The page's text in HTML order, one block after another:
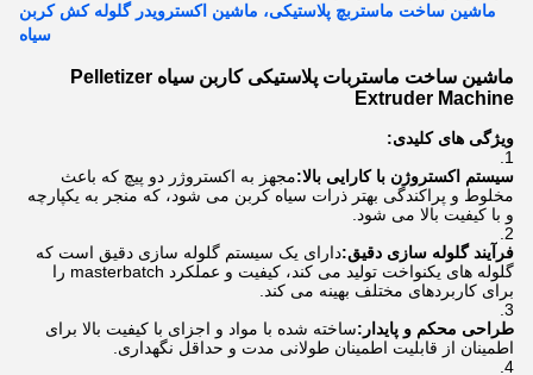
ماشین ساخت ماستربچ پلاستیکی، ماشین اکسترویدر گلوله کش کربن
سیاه
ماشین ساخت ماستربات پلاستیکی کاربن سیاه Pelletizer
Extruder Machine
ویژگی های کلیدی:
سیستم اکستروژن با کارایی بالا:مجهز به اکستروژر دو پیچ که باعث
مخلوط و پراکندگی بهتر ذرات سیاه کربن می شود، که منجر به یکپارچه
و با کیفیت بالا می شود.
فرآیند گلوله سازی دقیق:دارای یک سیستم گلوله سازی دقیق است که
گلوله های یکنواخت تولید می کند، کیفیت و عملکرد masterbatch را
برای کاربردهای مختلف بهینه می کند.
طراحی محکم و پایدار:ساخته شده با مواد و اجزای با کیفیت بالا برای
اطمینان از قابلیت اطمینان طولانی مدت و حداقل نگهداری.